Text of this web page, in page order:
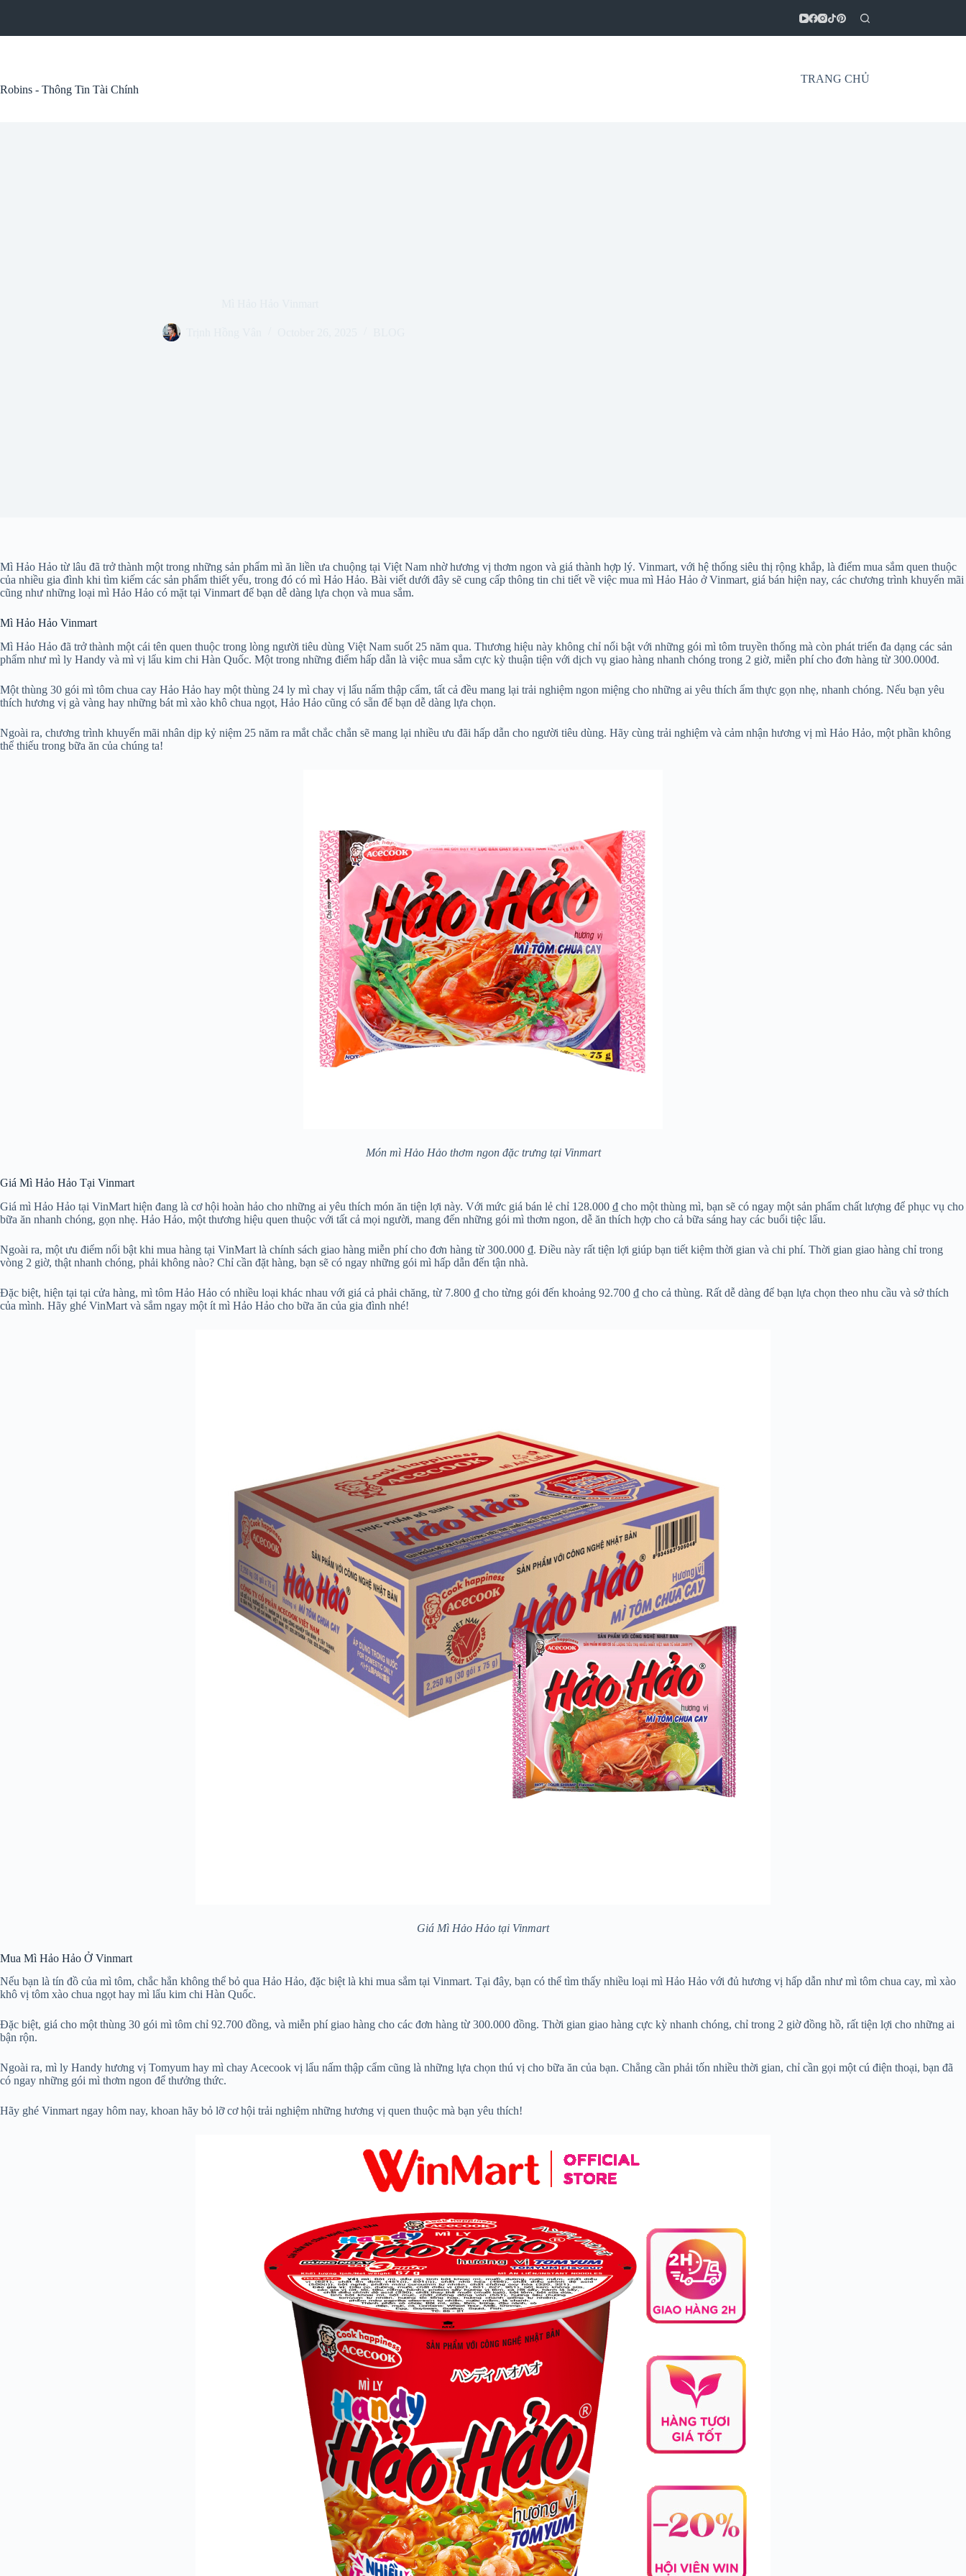
Robins - Thông Tin Tài Chính
TRANG CHỦ
Mì Hảo Hảo từ lâu đã trở thành một trong những sản phẩm mì ăn liền ưa chuộng tại Việt Nam nhờ hương vị thơm ngon và giá thành hợp lý. Vinmart, với hệ thống siêu thị rộng khắp, là điểm mua sắm quen thuộc
của nhiều gia đình khi tìm kiếm các sản phẩm thiết yếu, trong đó có mì Hảo Hảo. Bài viết dưới đây sẽ cung cấp thông tin chi tiết về việc mua mì Hảo Hảo ở Vinmart, giá bán hiện nay, các chương trình khuyến mãi
cũng như những loại mì Hảo Hảo có mặt tại Vinmart để bạn dễ dàng lựa chọn và mua sắm.
Mì Hảo Hảo Vinmart
Mì Hảo Hảo đã trở thành một cái tên quen thuộc trong lòng người tiêu dùng Việt Nam suốt 25 năm qua. Thương hiệu này không chỉ nổi bật với những gói mì tôm truyền thống mà còn phát triển đa dạng các sản
phẩm như mì ly Handy và mì vị lẩu kim chi Hàn Quốc. Một trong những điểm hấp dẫn là việc mua sắm cực kỳ thuận tiện với dịch vụ giao hàng nhanh chóng trong 2 giờ, miễn phí cho đơn hàng từ 300.000đ.
Một thùng 30 gói mì tôm chua cay Hảo Hảo hay một thùng 24 ly mì chay vị lẩu nấm thập cẩm, tất cả đều mang lại trải nghiệm ngon miệng cho những ai yêu thích ẩm thực gọn nhẹ, nhanh chóng. Nếu bạn yêu
thích hương vị gà vàng hay những bát mì xào khô chua ngọt, Hảo Hảo cũng có sẵn để bạn dễ dàng lựa chọn.
Ngoài ra, chương trình khuyến mãi nhân dịp kỷ niệm 25 năm ra mắt chắc chắn sẽ mang lại nhiều ưu đãi hấp dẫn cho người tiêu dùng. Hãy cùng trải nghiệm và cảm nhận hương vị mì Hảo Hảo, một phần không
thể thiếu trong bữa ăn của chúng ta!
Món mì Hảo Hảo thơm ngon đặc trưng tại Vinmart
Giá Mì Hảo Hảo Tại Vinmart
Giá mì Hảo Hảo tại VinMart hiện đang là cơ hội hoàn hảo cho những ai yêu thích món ăn tiện lợi này. Với mức giá bán lẻ chỉ 128.000 ₫ cho một thùng mì, bạn sẽ có ngay một sản phẩm chất lượng để phục vụ cho
bữa ăn nhanh chóng, gọn nhẹ. Hảo Hảo, một thương hiệu quen thuộc với tất cả mọi người, mang đến những gói mì thơm ngon, dễ ăn thích hợp cho cả bữa sáng hay các buổi tiệc lẩu.
Ngoài ra, một ưu điểm nổi bật khi mua hàng tại VinMart là chính sách giao hàng miễn phí cho đơn hàng từ 300.000 ₫. Điều này rất tiện lợi giúp bạn tiết kiệm thời gian và chi phí. Thời gian giao hàng chỉ trong
vòng 2 giờ, thật nhanh chóng, phải không nào? Chỉ cần đặt hàng, bạn sẽ có ngay những gói mì hấp dẫn đến tận nhà.
Đặc biệt, hiện tại tại cửa hàng, mì tôm Hảo Hảo có nhiều loại khác nhau với giá cả phải chăng, từ 7.800 ₫ cho từng gói đến khoảng 92.700 ₫ cho cả thùng. Rất dễ dàng để bạn lựa chọn theo nhu cầu và sở thích
của mình. Hãy ghé VinMart và sắm ngay một ít mì Hảo Hảo cho bữa ăn của gia đình nhé!
Giá Mì Hảo Hảo tại Vinmart
Mua Mì Hảo Hảo Ở Vinmart
Nếu bạn là tín đồ của mì tôm, chắc hẳn không thể bỏ qua Hảo Hảo, đặc biệt là khi mua sắm tại Vinmart. Tại đây, bạn có thể tìm thấy nhiều loại mì Hảo Hảo với đủ hương vị hấp dẫn như mì tôm chua cay, mì xào
khô vị tôm xào chua ngọt hay mì lẩu kim chi Hàn Quốc.
Đặc biệt, giá cho một thùng 30 gói mì tôm chỉ 92.700 đồng, và miễn phí giao hàng cho các đơn hàng từ 300.000 đồng. Thời gian giao hàng cực kỳ nhanh chóng, chỉ trong 2 giờ đồng hồ, rất tiện lợi cho những ai
bận rộn.
Ngoài ra, mì ly Handy hương vị Tomyum hay mì chay Acecook vị lẩu nấm thập cẩm cũng là những lựa chọn thú vị cho bữa ăn của bạn. Chẳng cần phải tốn nhiều thời gian, chỉ cần gọi một cú điện thoại, bạn đã
có ngay những gói mì thơm ngon để thưởng thức.
Hãy ghé Vinmart ngay hôm nay, khoan hãy bỏ lỡ cơ hội trải nghiệm những hương vị quen thuộc mà bạn yêu thích!